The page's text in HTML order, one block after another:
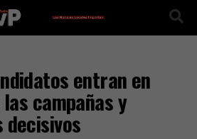
entran en
campañas y